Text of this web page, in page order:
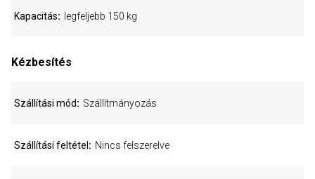
Kapacitás legfeljebb 150 kg
Kézbesítés
Szállítási mód Szállítmányozás
Szállítási feltétel Nincs felszerelve